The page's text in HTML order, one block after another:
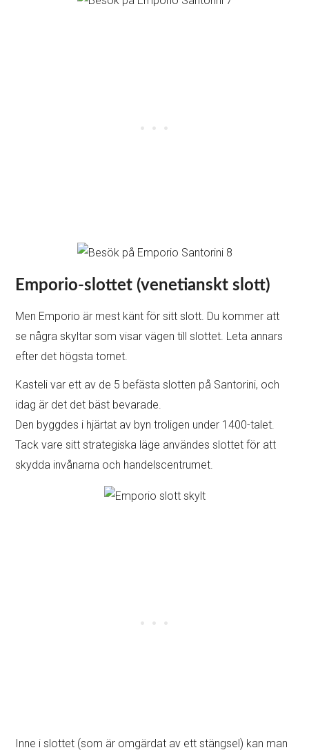
Emporio-slottet (venetianskt slott)
Men Emporio är mest känt för sitt slott. Du kommer att
se några skyltar som visar vägen till slottet. Leta annars
efter det högsta tornet.
Kasteli var ett av de 5 befästa slotten på Santorini, och
idag är det det bäst bevarade.
Den byggdes i hjärtat av byn troligen under 1400-talet.
Tack vare sitt strategiska läge användes slottet för att
skydda invånarna och handelscentrumet.
Inne i slottet (som är omgärdat av ett stängsel) kan man